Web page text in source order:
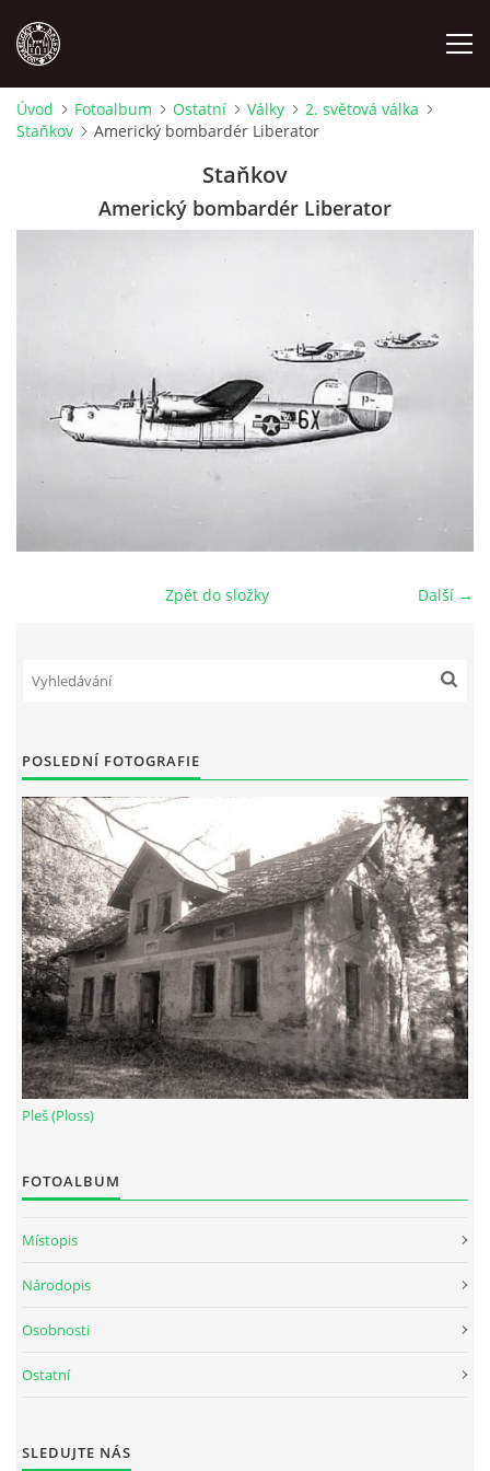
MÍSTOPIS
NÁRODOPIS
--------------------------------------------------------------
Tento projekt je realizován za finanční podpory
města Domažlice.
© 2026 eStránky.cz |Aktualizováno: 17. 7. 2026|Nahoru ↑
Úvod Fotoalbum Ostatní Války
2. světová válka
Staňkov
Americký bombardér Liberator
Staňkov
Americký bombardér Liberator
Další →
Zpět do složky
POSLEDNÍ FOTOGRAFIE
Pleš (Ploss)
FOTOALBUM
Místopis
Národopis
Osobnosti
Ostatní
SLEDUJTE NÁS